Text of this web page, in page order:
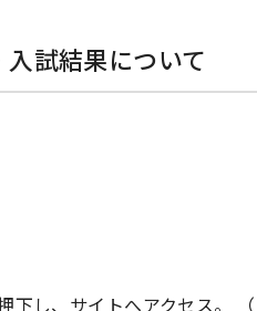
試結果について
下し、サイトへアクセス。